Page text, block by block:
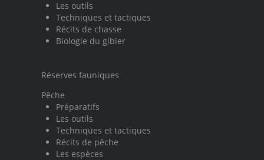
Les outils
Techniques et tactiques
Récits de chasse
Biologie du gibier
Réserves fauniques
Pêche
Préparatifs
Les outils
Techniques et tactiques
Récits de pêche
Les espèces